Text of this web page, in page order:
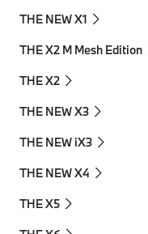
THE NEW X1
THE X2 M Mesh Edition
THE X2
THE NEW X3
THE NEW iX3
THE NEW X4
THE X5